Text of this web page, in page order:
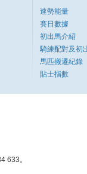
速勢能量
賽日數據
初出馬介紹
騎練配對及初
馬匹搬遷紀錄
貼士指數
633。